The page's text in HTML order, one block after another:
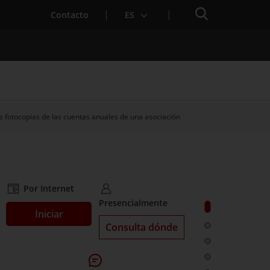
Contacto ES Buscador
fotocopias de las cuentas anuales de una asociación
Ir a: Solicitar
Ir a: ¿Qué es?
Ir a: ¿A quién
Ir a: Plazos
Por Internet
Iniciar. Acceder a Solicitar
Presencialmente
Consulta dónde